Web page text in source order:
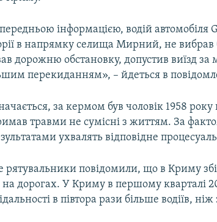
інформацією, водій автомобіля
в напрямку селища Мирний, не вибрав
дорожню обстановку, допустив виїзд за
перекиданням», – йдеться в
за кермом був чоловік 1958 року
травми не сумісні з життям. За
ухвалять відповідне
рятувальники повідомили, що в Криму
на дорогах. У Криму в першому кварталі
в півтора рази більше водіїв,